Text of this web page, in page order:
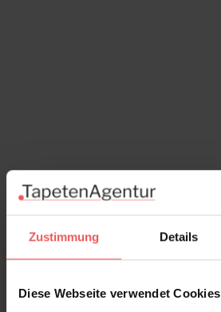
Zustimmung Details
Diese Webseite verwendet Cookies
Museum Birds, col. 01